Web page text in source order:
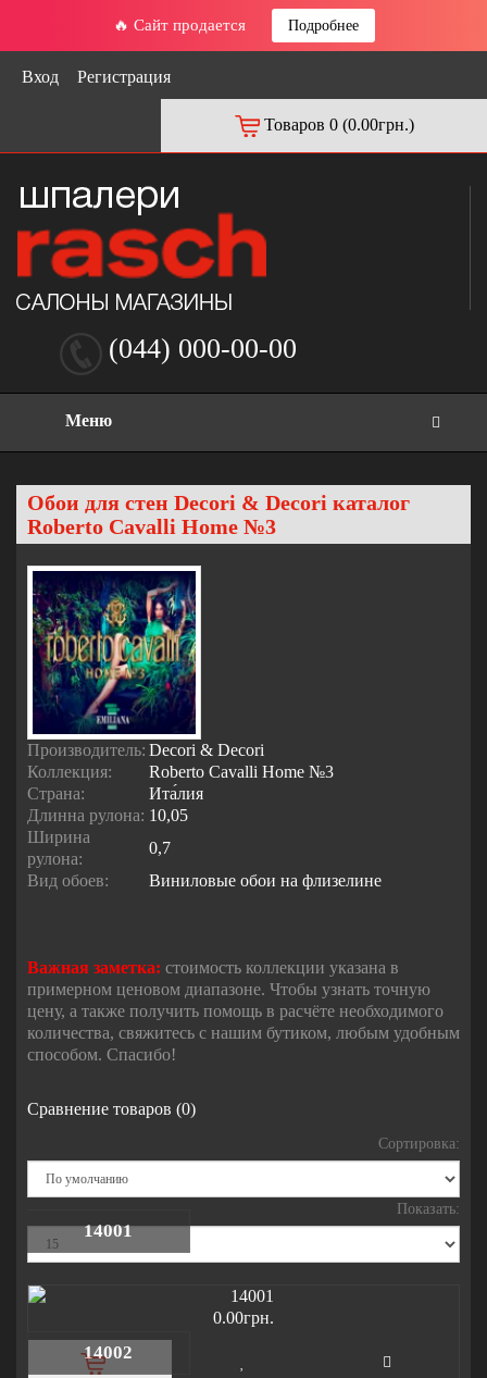
🔥 Сайт продается Подробнее
Вход Регистрация
Товаров 0 (0.00грн.)
(044) 000-00-00
Меню
Обои для стен Decori & Decori каталог
Roberto Cavalli Home №3
Производитель: Decori & Decori
Коллекция:
Roberto Cavalli Home №3
Страна:
Ита́лия
Длинна рулона: 10,05
Ширина
рулона:
0,7
Вид обоев:
Виниловые обои на флизелине
Важная заметка: стоимость коллекции указана в
примерном ценовом диапазоне. Чтобы узнать точную
цену, а также получить помощь в расчёте необходимого
количества, свяжитесь с нашим бутиком, любым удобным
способом. Спасибо!
Сравнение товаров (0)
Сортировка:
Показать:
14001
0.00грн.
14002